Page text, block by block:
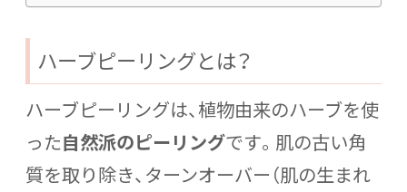
ハーブピーリングとは？
ハーブピーリングは、植物由来のハーブを使
った自然派のピーリングです。肌の古い角
質を取り除き、ターンオーバー（肌の生まれ